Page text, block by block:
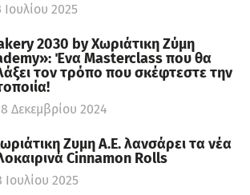
Ιουλίου 2025
2030 by Χωριάτικη Ζύμη
Ένα Masterclass που θα
τον τρόπο που σκέφτεστε την
Δεκεμβρίου 2024
Ζυμη Α.Ε. λανσάρει τα νέα
Cinnamon Rolls
Ιουλίου 2025